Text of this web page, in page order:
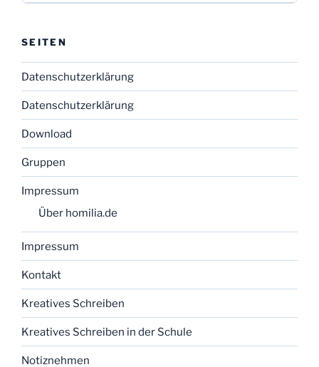
SEITEN
Datenschutzerklärung
Datenschutzerklärung
Download
Gruppen
Impressum
Über homilia.de
Impressum
Kontakt
Kreatives Schreiben
Kreatives Schreiben in der Schule
Notiznehmen